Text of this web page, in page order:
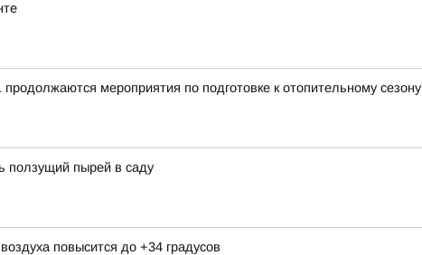
мероприятия по подготовке к отопительному сезону
ползущий пырей в саду
повысится до +34 градусов